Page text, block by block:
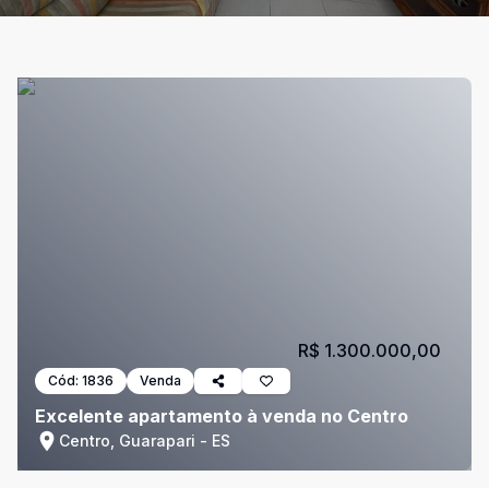
Cód: 1836 Venda
Excelente apartamento à venda no Centro
Centro, Guarapari - ES
R$ 1.300.000,00